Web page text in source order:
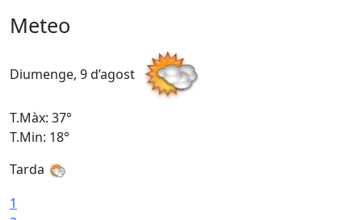
Meteo
Diumenge, 9 d’agost
T.Màx: 37°
T.Min: 18°
Tarda
1